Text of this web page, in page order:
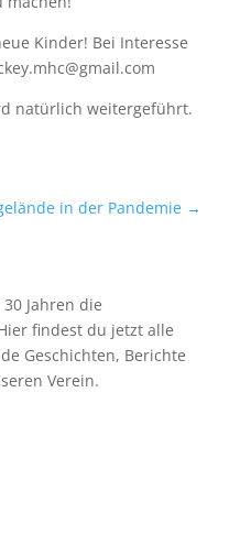
Kinder! Bei Interesse
natürlich weitergeführt.
in der Pandemie →
Jahren die
findest du jetzt alle
Geschichten, Berichte
Verein.